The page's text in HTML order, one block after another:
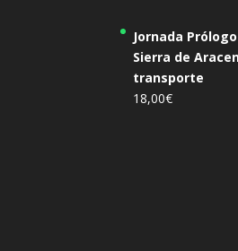
Jornada
Sierra de
transporte
18,00€